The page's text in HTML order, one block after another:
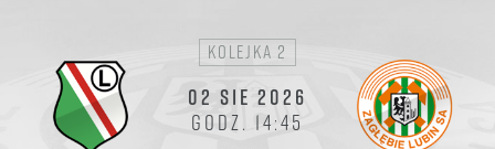
kolejka 2
02 SIE 2026
GODZ. 14:45